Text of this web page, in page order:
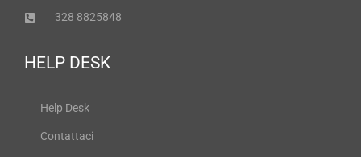
328 8825848
HELP DESK
Help Desk
Contattaci